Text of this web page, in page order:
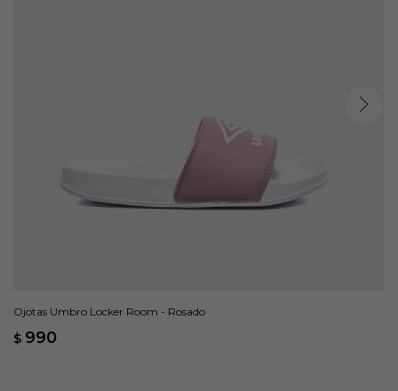
Ojotas Umbro Locker Room - Rosado
$ 990